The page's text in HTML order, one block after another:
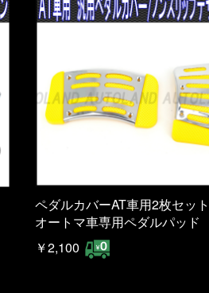
ペダルカバーAT車用2枚セッ
オートマ車専用ペダルパッド
￥2,100